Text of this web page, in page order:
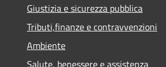
Giustizia e sicurezza pubblica
Tributi,finanze e contravvenzioni
Ambiente
Salute, benessere e assistenza